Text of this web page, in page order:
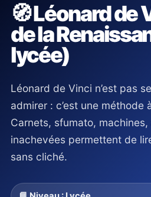
🧭 Léonard de
de la
lycée)
Léonard de Vinci n’est pas
admirer : c’est une méthode
Carnets, sfumato,
inachevées permettent de
sans cliché.